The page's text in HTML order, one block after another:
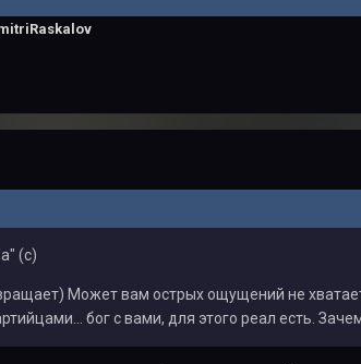
(с)
Может вам острых ощущений не
бог с вами, для этого реал есть.